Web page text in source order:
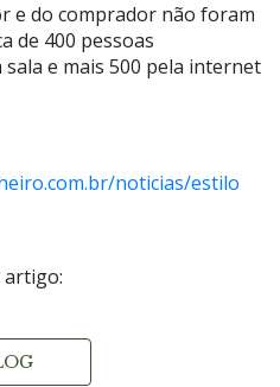
e do comprador não foram
de 400 pessoas
e mais 500 pela internet
noticias/estilo
artigo: